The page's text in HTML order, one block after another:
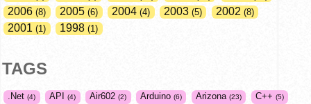
2006 8 2005 6 2004 4 2003 5 2002 8
2001 1 1998 1
TAGS
.Net 4 API 4 Air602 2 Arduino 6 Arizona 23 C++ 5